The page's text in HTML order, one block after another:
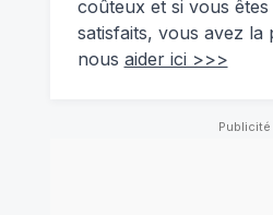
coûteux et si vous êtes
satisfaits, vous avez la
nous aider ici >>>